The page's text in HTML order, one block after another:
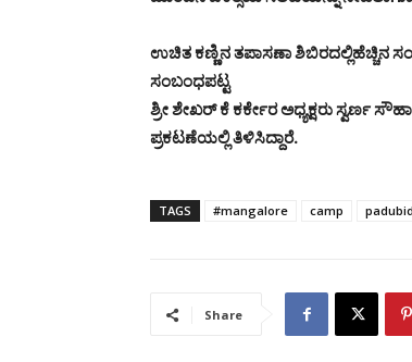
ಉಚಿತ ಕಣ್ಣಿನ ತಪಾಸಣಾ ಶಿಬಿರದಲ್ಲಿಹೆಚ್ಚಿನ
ಸಂಬಂಧಪಟ್ಟ
ಶ್ರೀ ಶೇಖರ್ ಕೆ ಕರ್ಕೇರ ಅಧ್ಯಕ್ಷರು
ಪ್ರಕಟಣೆಯಲ್ಲಿ ತಿಳಿಸಿದ್ದಾರೆ.
TAGS #mangalore camp
Share